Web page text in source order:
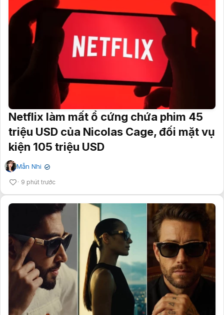
Netflix làm mất ổ cứng chứa phim 45
triệu USD của Nicolas Cage, đối mặt vụ
kiện 105 triệu USD
Mẫn Nhi ✔
9 phút trước